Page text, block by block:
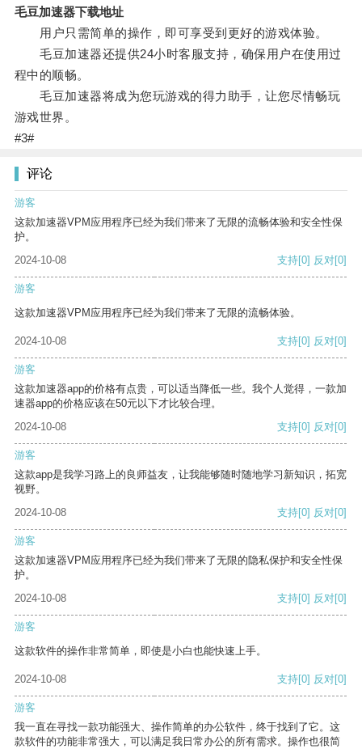
毛豆加速器下载地址
用户只需简单的操作，即可享受到更好的游戏体验。
毛豆加速器还提供24小时客服支持，确保用户在使用过
程中的顺畅。
毛豆加速器将成为您玩游戏的得力助手，让您尽情畅玩
游戏世界。
#3#
评论
游客
这款加速器VPM应用程序已经为我们带来了无限的流畅体验和安全性保
护。
2024-10-08
支持[0] 反对[0]
游客
这款加速器VPM应用程序已经为我们带来了无限的流畅体验。
2024-10-08 支持[0] 反对[0]
游客
这款加速器app的价格有点贵，可以适当降低一些。我个人觉得，一款加
速器app的价格应该在50元以下才比较合理。
2024-10-08
支持[0] 反对[0]
游客
这款app是我学习路上的良师益友，让我能够随时随地学习新知识，拓宽
视野。
2024-10-08
支持[0] 反对[0]
游客
这款加速器VPM应用程序已经为我们带来了无限的隐私保护和安全性保
护。
2024-10-08
支持[0] 反对[0]
游客
这款软件的操作非常简单，即使是小白也能快速上手。
2024-10-08 支持[0] 反对[0]
游客
我一直在寻找一款功能强大、操作简单的办公软件，终于找到了它。这
款软件的功能非常强大，可以满足我日常办公的所有需求。操作也很简